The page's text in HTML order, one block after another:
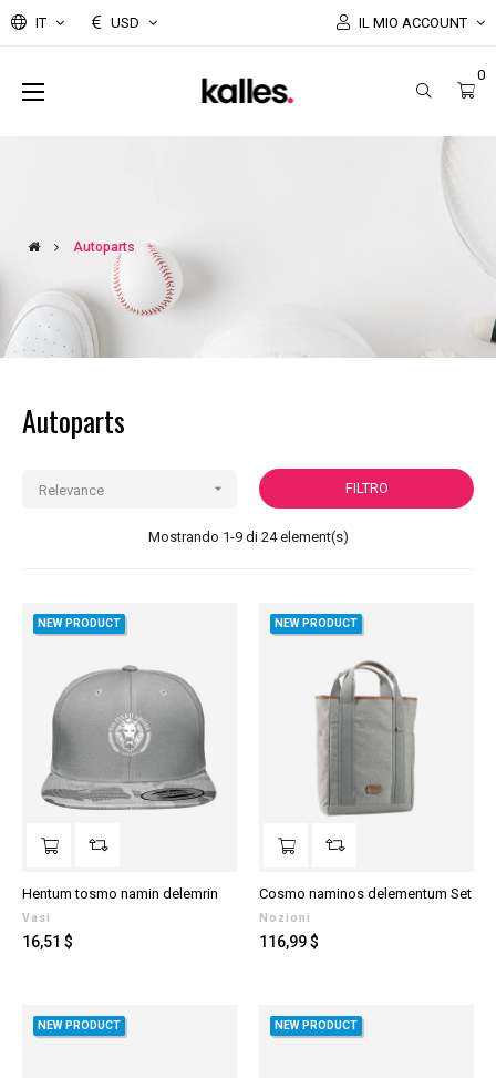
IT USD IL MIO ACCOUNT
0
navigazione
☰
Autoparts
Autoparts
Relevance  FILTRO
Mostrando 1-9 di 24 element(s)
NEW PRODUCT
Hentum tosmo namin delemrin
Vasi
Prezzo
16,51 $
NEW PRODUCT
Cosmo naminos delementum Set
Nozioni
Prezzo
116,99 $
NEW PRODUCT NEW PRODUCT